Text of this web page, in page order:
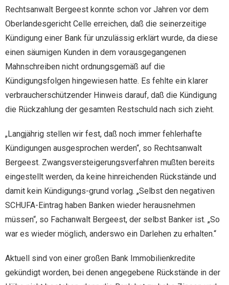
Rechtsanwalt Bergeest konnte schon vor Jahren vor dem
Oberlandesgericht Celle erreichen, daß die seinerzeitige
Kündigung einer Bank für unzulässig erklärt wurde, da diese
einen säumigen Kunden in dem vorausgegangenen
Mahnschreiben nicht ordnungsgemäß auf die
Kündigungsfolgen hingewiesen hatte. Es fehlte ein klarer
verbraucherschützender Hinweis darauf, daß die Kündigung
die Rückzahlung der gesamten Restschuld nach sich zieht.
„Langjährig stellen wir fest, daß noch immer fehlerhafte
Kündigungen ausgesprochen werden“, so Rechtsanwalt
Bergeest. Zwangsversteigerungsverfahren mußten bereits
eingestellt werden, da keine hinreichenden Rückstände und
damit kein Kündigungs-grund vorlag. „Selbst den negativen
SCHUFA-Eintrag haben Banken wieder herausnehmen
müssen“, so Fachanwalt Bergeest, der selbst Banker ist. „So
war es wieder möglich, anderswo ein Darlehen zu erhalten.“
Aktuell sind von einer großen Bank Immobilienkredite
gekündigt worden, bei denen angegebene Rückstände in der